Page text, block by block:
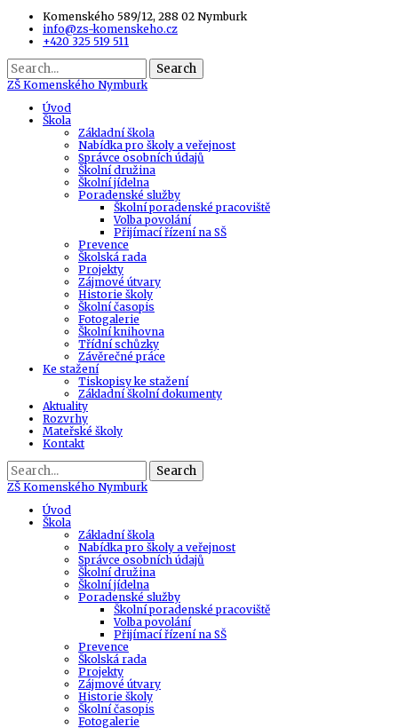
Komenského 589/12, 288 02 Nymburk
info@zs-komenskeho.cz
+420 325 519 511
Search
ZŠ Komenského Nymburk
Úvod
Škola
Základní škola
Nabídka pro školy a veřejnost
Správce osobních údajů
Školní družina
Školní jídelna
Poradenské služby
Školní poradenské pracoviště
Volba povolání
Přijímací řízení na SŠ
Prevence
Školská rada
Projekty
Zájmové útvary
Historie školy
Školní časopis
Fotogalerie
Školní knihovna
Třídní schůzky
Závěrečné práce
Ke stažení
Tiskopisy ke stažení
Základní školní dokumenty
Aktuality
Rozvrhy
Mateřské školy
Kontakt
Search
ZŠ Komenského Nymburk
Úvod
Škola
Základní škola
Nabídka pro školy a veřejnost
Správce osobních údajů
Školní družina
Školní jídelna
Poradenské služby
Školní poradenské pracoviště
Volba povolání
Přijímací řízení na SŠ
Prevence
Školská rada
Projekty
Zájmové útvary
Historie školy
Školní časopis
Fotogalerie